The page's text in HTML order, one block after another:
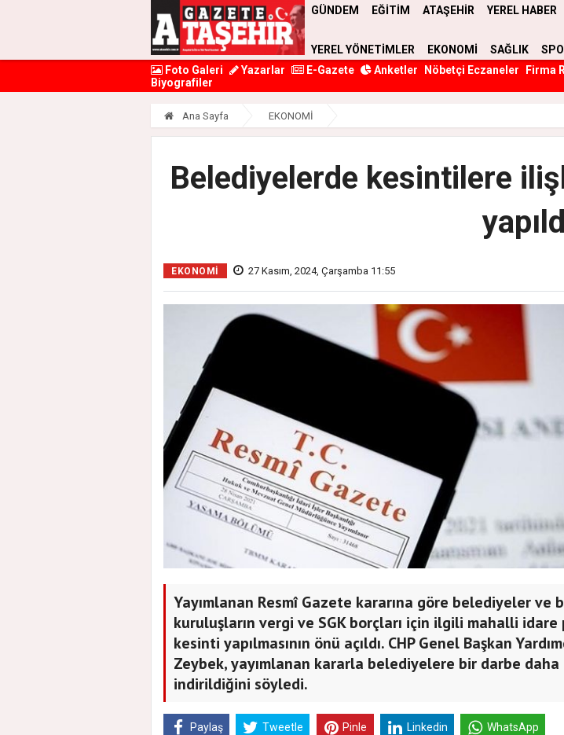
GÜNDEM EĞİTİM ATAŞEHİR YEREL HABER
YEREL YÖNETİMLER EKONOMİ SAĞLIK
Foto Galeri
Yazarlar E-Gazete Anketler Nöbetçi Eczaneler Firma
Biyografiler
Ana Sayfa EKONOMİ
Belediyelerde kesintilere
EKONOMİ 27 Kasım, 2024, Çarşamba 11:55
Yayımlanan Resmî Gazete kararına göre belediyeler ve
kuruluşların vergi ve SGK borçları için ilgili mahalli idare
kesinti yapılmasının önü açıldı. CHP Genel Başkan
Zeybek, yayımlanan kararla belediyelere bir darbe daha
indirildiğini söyledi.
Paylaş Tweetle Pinle Linkedin WhatsApp